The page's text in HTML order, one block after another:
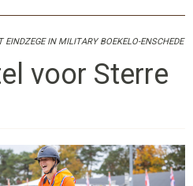
EINDZEGE IN MILITARY BOEKELO-ENSCHEDE
voor Sterre